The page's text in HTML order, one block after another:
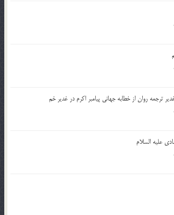
ترجمه روان از خطابه جهانی پیامبر اکرم در غدیر خم
علیه السلام